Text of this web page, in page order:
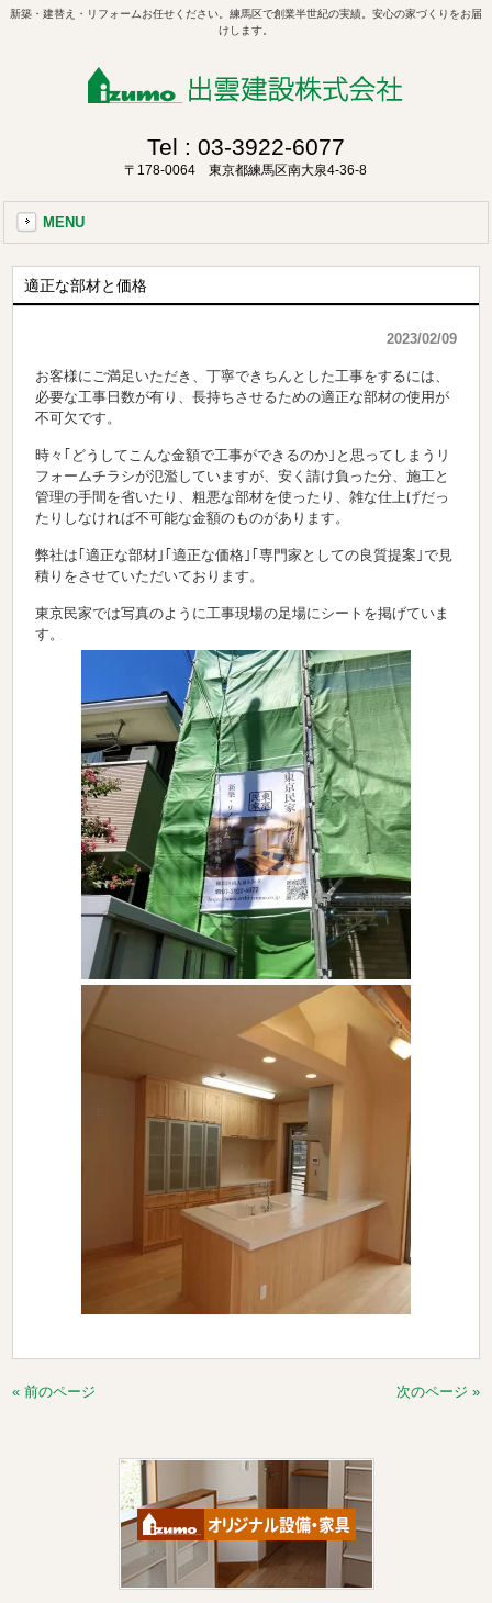
新築・建替え・リフォームお任せください。練馬区で創業半世紀の実績。安心の家づくりをお届
けします。
Tel : 03-3922-6077
〒178-0064 東京都練馬区南大泉4-36-8
MENU
適正な部材と価格
2023/02/09
お客様にご満足いただき、丁寧できちんとした工事をするには、
必要な工事日数が有り、長持ちさせるための適正な部材の使用が
不可欠です。
時々｢どうしてこんな金額で工事ができるのか｣と思ってしまうリ
フォームチラシが氾濫していますが、安く請け負った分、施工と
管理の手間を省いたり、粗悪な部材を使ったり、雑な仕上げだっ
たりしなければ不可能な金額のものがあります。
弊社は｢適正な部材｣｢適正な価格｣｢専門家としての良質提案｣で見
積りをさせていただいております。
東京民家では写真のように工事現場の足場にシートを掲げていま
す。
« 前のページ 次のページ »